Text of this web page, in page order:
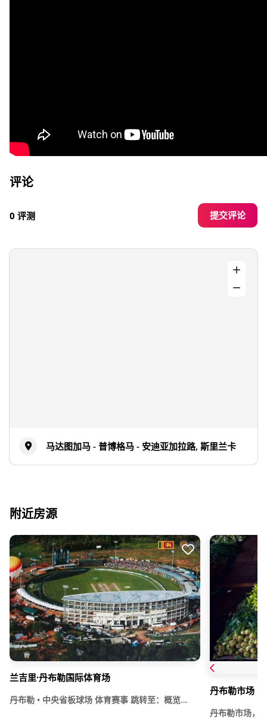
评论
0 评测 提交评论
马达图加马 - 普博格马 - 安迪亚加拉路, 斯里兰卡
附近房源
兰吉里·丹布勒国际体育场
丹布勒 • 中央省板球场 体育赛事 跳转至：概览…
丹布勒市场
丹布勒市场，